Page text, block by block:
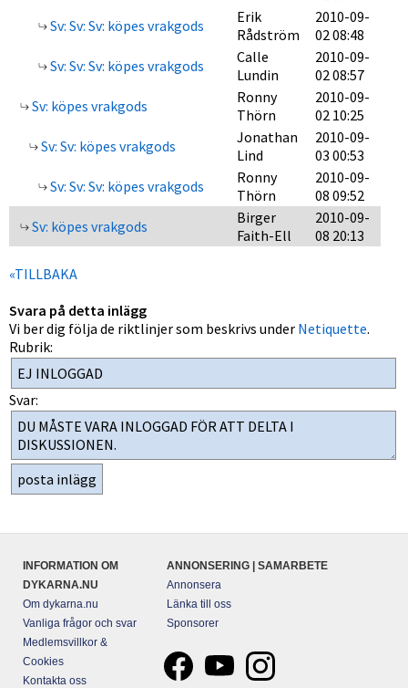
Sv: Sv: Sv: köpes vrakgods
Erik
Rådström
2010-09-
02 08:48
Sv: Sv: Sv: köpes vrakgods
Calle
Lundin
2010-09-
02 08:57
Sv: köpes vrakgods
Ronny
Thörn
2010-09-
02 10:25
Sv: Sv: köpes vrakgods
Jonathan
Lind
2010-09-
03 00:53
Sv: Sv: Sv: köpes vrakgods
Ronny
Thörn
2010-09-
08 09:52
Sv: köpes vrakgods
Birger
Faith-Ell
2010-09-
08 20:13
«TILLBAKA
Svara på detta inlägg
Vi ber dig följa de riktlinjer som beskrivs under Netiquette.
Rubrik:
Svar:
INFORMATION OM
DYKARNA.NU
Om dykarna.nu
Vanliga frågor och svar
Medlemsvillkor &
Cookies
Kontakta oss
ANNONSERING | SAMARBETE
Annonsera
Länka till oss
Sponsorer